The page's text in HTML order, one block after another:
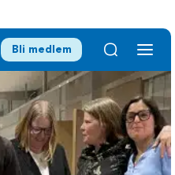
Bli medlem